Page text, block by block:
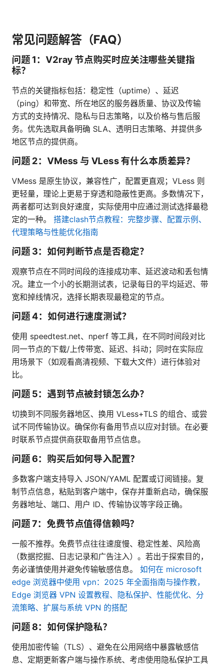
常见问题解答（FAQ）
问题 1：V2ray 节点购买时应关注哪些关键指
标？
节点的关键指标包括：稳定性（uptime）、延迟
（ping）和带宽、所在地区的服务器质量、协议及传输
方式的支持情况、隐私与日志策略，以及价格与售后服
务。优先选取具备明确 SLA、透明日志策略、并提供多
地区节点的提供商。
问题 2：VMess 与 VLess 有什么本质差异？
VMess 是原生协议，兼容性广，配置更直观；VLess 则
更轻量，理论上更易于穿透和隐蔽性更高。多数情况下，
两者都可达到良好速度，实际使用中应通过测试选择最稳
定的一种。 搭建clash节点教程：完整步骤、配置示例、
代理策略与性能优化指南
问题 3：如何判断节点是否稳定？
观察节点在不同时间段的连接成功率、延迟波动和丢包情
况。建立一个小的长期测试表，记录每日的平均延迟、带
宽和掉线情况，选择长期表现最稳定的节点。
问题 4：如何进行速度测试？
使用 speedtest.net、nperf 等工具，在不同时间段对比
同一节点的下载/上传带宽、延迟、抖动；同时在实际应
用场景下（如观看高清视频、下载大文件）进行体验对
比。
问题 5：遇到节点被封锁怎么办？
切换到不同服务器地区、换用 VLess+TLS 的组合、或尝
试不同传输协议。确保你有备用节点以应对封锁。在必要
时联系节点提供商获取备用节点信息。
问题 6：购买后如何导入配置？
多数客户端支持导入 JSON/YAML 配置或订阅链接。复
制节点信息，粘贴到客户端中，保存并重新启动，确保服
务器地址、端口、用户 ID、传输协议等字段正确。
问题 7：免费节点值得信赖吗？
一般不推荐。免费节点往往速度慢、稳定性差、风险高
（数据挖掘、日志记录和广告注入）。若出于探索目的，
务必谨慎使用并避免传输敏感信息。 如何在 microsoft
edge 浏览器中使用 vpn：2025 年全面指南与操作教，
Edge 浏览器 VPN 设置教程、隐私保护、性能优化、分
流策略、扩展与系统 VPN 的搭配
问题 8：如何保护隐私？
使用加密传输（TLS）、避免在公用网络中暴露敏感信
息、定期更新客户端与操作系统、考虑使用隐私保护工具